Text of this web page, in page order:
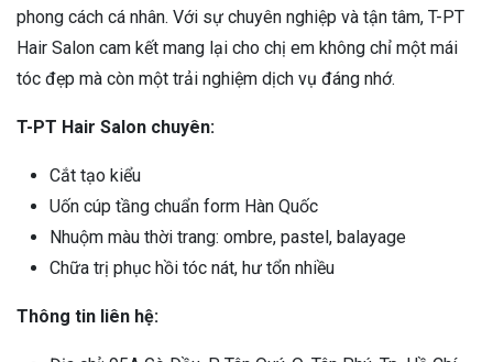
phong cách cá nhân. Với sự chuyên nghiệp và tận tâm, T-PT
Hair Salon cam kết mang lại cho chị em không chỉ một mái
tóc đẹp mà còn một trải nghiệm dịch vụ đáng nhớ.
T-PT Hair Salon chuyên:
Cắt tạo kiểu
Uốn cúp tầng chuẩn form Hàn Quốc
Nhuộm màu thời trang: ombre, pastel, balayage
Chữa trị phục hồi tóc nát, hư tổn nhiều
Thông tin liên hệ: